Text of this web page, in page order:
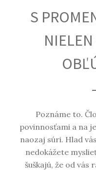
S
NIELEN
Poznáme to.
povinnosťami a na
naozaj súri. Hlad
nedokážete
šuškajú, že od vás